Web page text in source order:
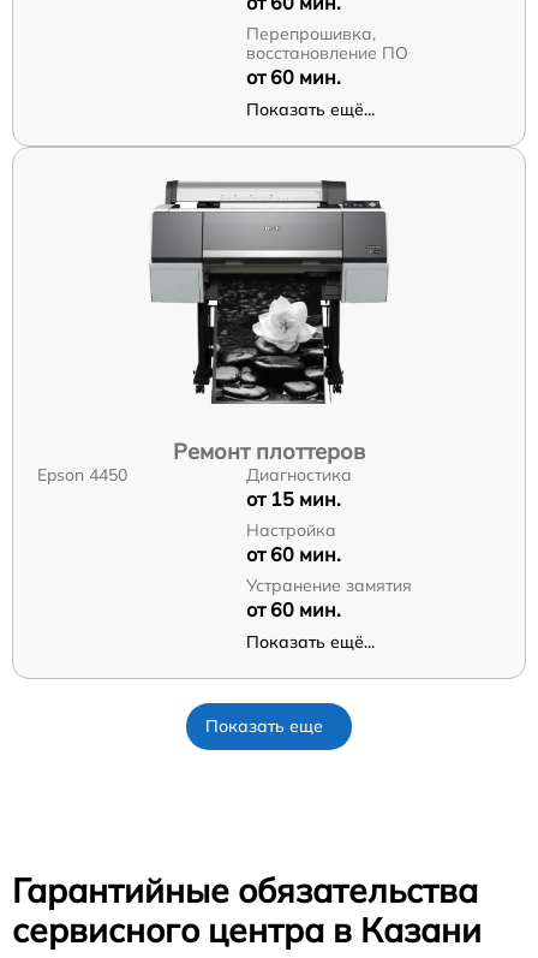
Перепрошивка,
восстановление ПО
от 60 мин.
Показать ещё...
Ремонт плоттеров
Epson 4450 Диагностика
от 15 мин.
Настройка
от 60 мин.
Устранение замятия
от 60 мин.
Показать ещё...
Показать еще
Гарантийные обязательства
сервисного центра в Казани